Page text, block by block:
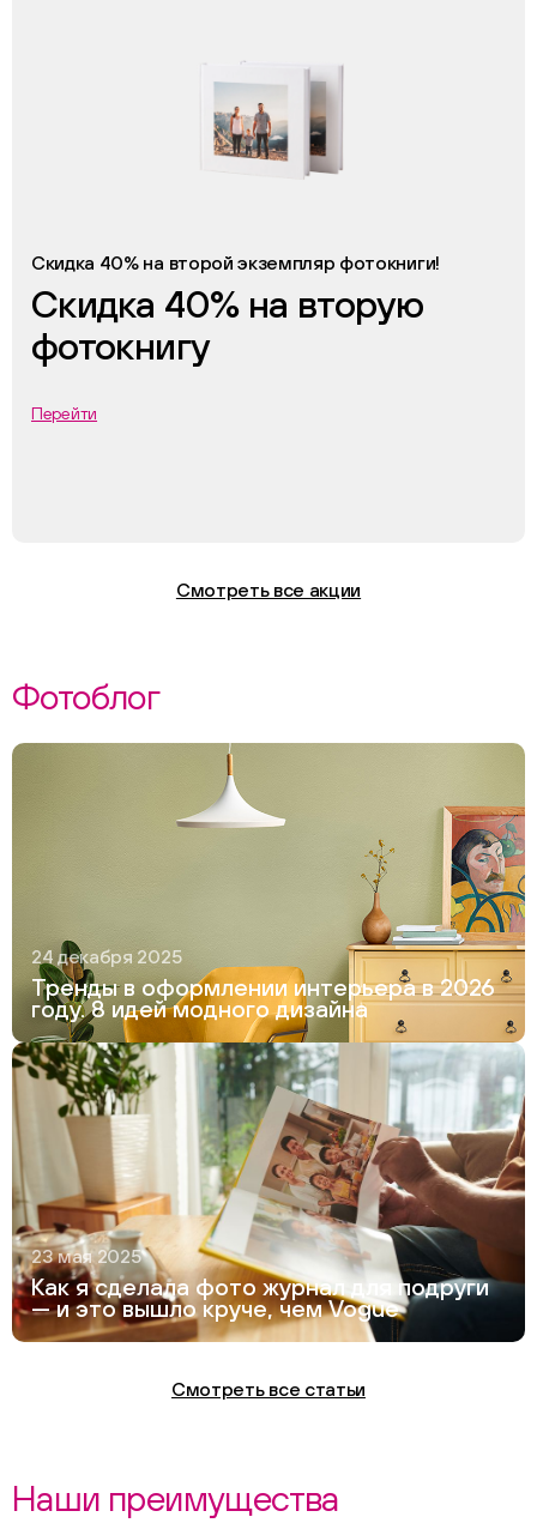
Скидка 40% на второй экземпляр фотокниги!
Скидка 40% на вторую
фотокнигу
Перейти
Смотреть все акции
Фотоблог
24 декабря 2025
Тренды в оформлении интерьера в 2026
году. 8 идей модного дизайна
23 мая 2025
Как я сделала фото журнал для подруги
— и это вышло круче, чем Vogue
Смотреть все статьи
Наши преимущества